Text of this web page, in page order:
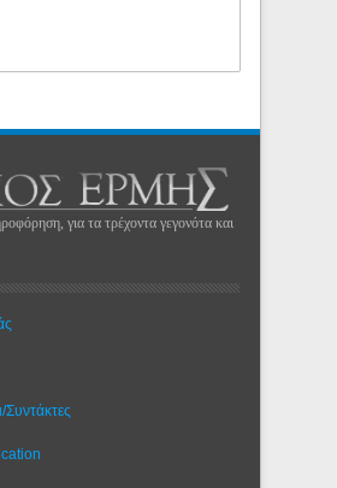
για τα τρέχοντα γεγονότα και